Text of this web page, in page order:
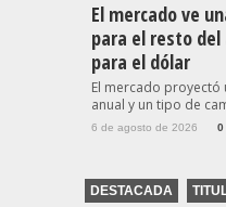
El mercado ve
para el resto
para el dólar
El mercado proyectó
anual y un tipo de
6 de agosto de 2026 0
DESTACADA